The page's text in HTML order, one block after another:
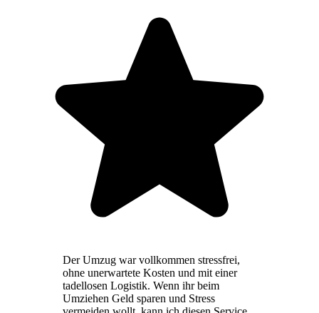
Der Umzug war vollkommen stressfrei,
ohne unerwartete Kosten und mit einer
tadellosen Logistik. Wenn ihr beim
Umziehen Geld sparen und Stress